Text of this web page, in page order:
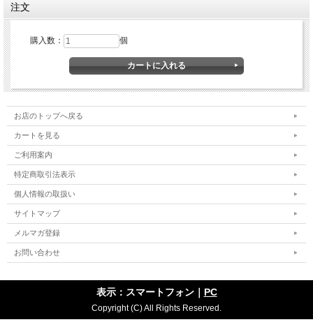
注文
購入数： 個
お店のトップへ戻る
カートを見る
ご利用案内
特定商取引法表示
個人情報の取扱い
サイトマップ
メルマガ登録
お問い合わせ
表示：スマートフォン｜ PC
Copyright (C) All Rights Reserved.